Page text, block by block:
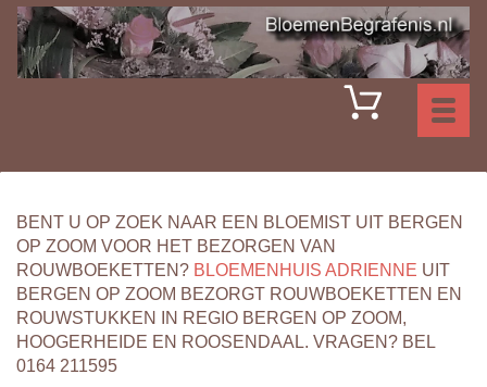
BENT U OP ZOEK NAAR EEN BLOEMIST UIT BERGEN
OP ZOOM VOOR HET BEZORGEN VAN
ROUWBOEKETTEN? BLOEMENHUIS ADRIENNE UIT
BERGEN OP ZOOM BEZORGT ROUWBOEKETTEN EN
ROUWSTUKKEN IN REGIO BERGEN OP ZOOM,
HOOGERHEIDE EN ROOSENDAAL. VRAGEN? BEL
0164 211595